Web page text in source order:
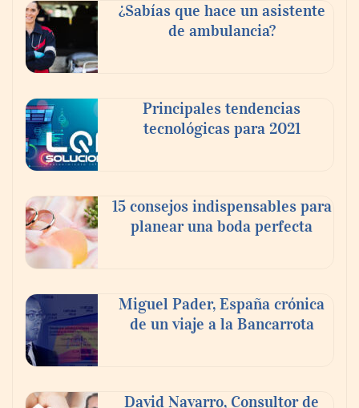
En el Día de la Cerveza, Grupo Modelo
mundo elige para reunirse: 7 de cada 10 la
escogen
compromiso para el eclipse solar del 12 de
agosto
¿Sabías que hace un asistente
de ambulancia?
Principales tendencias
tecnológicas para 2021
15 consejos indispensables para
planear una boda perfecta
Miguel Pader, España crónica
de un viaje a la Bancarrota
David Navarro, Consultor de